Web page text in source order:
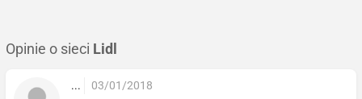
Opinie o sieci Lidl
... 03/01/2018